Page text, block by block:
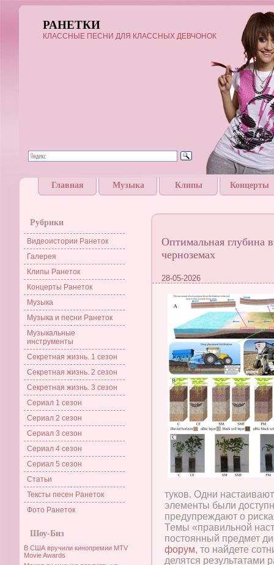
РАНЕТКИ
КЛАССНЫЕ ПЕСНИ ДЛЯ КЛАССНЫХ ДЕВЧОНОК
Главная Музыка Клипы Концерты
Рубрики
Видеоистории Ранеток
Галерея
Клипы Ранеток
Концерты Ранеток
Музыка
Музыка и песни Ранеток
Музыкальные
инструменты
Секретная жизнь. 1 сезон
Секретная жизнь. 2 сезон
Секретная жизнь. 3 сезон
Сериал 1 сезон
Сериал 2 сезон
Сериал 3 сезон
Сериал 4 сезон
Сериал 5 сезон
Статьи
Тексты песен Ранеток
Фото Ранеток
Шоу-Биз
В США вручили кинопремии MTV
Movie Awards
Оптимальная глубина
черноземах
28-05-2026
туков. Одни
элементы были
предупреждают о
Темы «правильной
постоянный предмет
форум, то найдете
делятся результатами